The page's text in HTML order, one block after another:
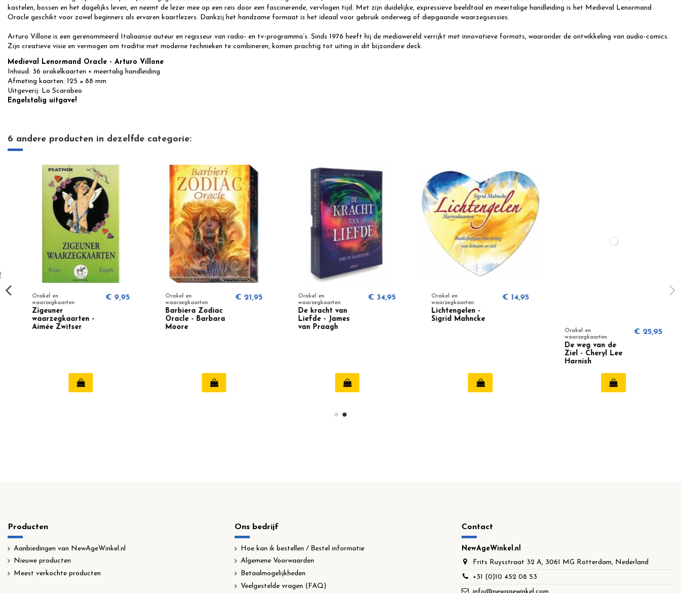
kastelen, bossen en het dagelijks leven, en neemt de lezer mee op een reis door een fascinerende, vervlogen tijd. Met zijn duidelijke, expressieve beeldtaal en meertalige handleiding is het Medieval Lenormand
Oracle geschikt voor zowel beginners als ervaren kaartlezers. Dankzij het handzame formaat is het ideaal voor gebruik onderweg of diepgaande waarzegsessies.
Arturo Villone is een gerenommeerd Italiaanse auteur en regisseur van radio- en tv-programma’s. Sinds 1976 heeft hij de mediawereld verrijkt met innovatieve formats, waaronder de ontwikkeling van audio-comics.
Zijn creatieve visie en vermogen om traditie met moderne technieken te combineren, komen prachtig tot uiting in dit bijzondere deck.
Medieval Lenormand Oracle - Arturo Villone
Inhoud: 36 orakelkaarten + meertalig handleiding
Afmeting kaarten: 125 × 88 mm
Uitgeverij: Lo Scarabeo
Engelstalig uitgave!
6 andere producten in dezelfde categorie:
Orakel en
waarzegkaarten
Zigeuner
waarzegkaarten -
Aimée Zwitser
€ 9,95
Orakel en
waarzegkaarten
Barbiera Zodiac
Oracle - Barbara
Moore
€ 21,95
Orakel en
waarzegkaarten
De kracht van
Liefde - James
van Praagh
€ 34,95
Orakel en
waarzegkaarten
Lichtengelen -
Sigrid Mahncke
€ 14,95
Orakel en
waarzegkaarten
De weg van de
Ziel - Cheryl Lee
Harnish
€ 25,95
Producten
Aanbiedingen van NewAgeWinkel.nl
Nieuwe producten
Meest verkochte producten
Ons bedrijf
Hoe kan ik bestellen / Bestel informatie
Algemene Voorwaarden
Betaalmogelijkheden
Veelgestelde vragen (FAQ)
Contact
NewAgeWinkel.nl
Frits Ruysstraat 32 A, 3061 MG Rotterdam, Nederland
+31 (0)10 452 08 53